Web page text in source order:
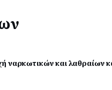
ναρκωτικών και λαθραίων